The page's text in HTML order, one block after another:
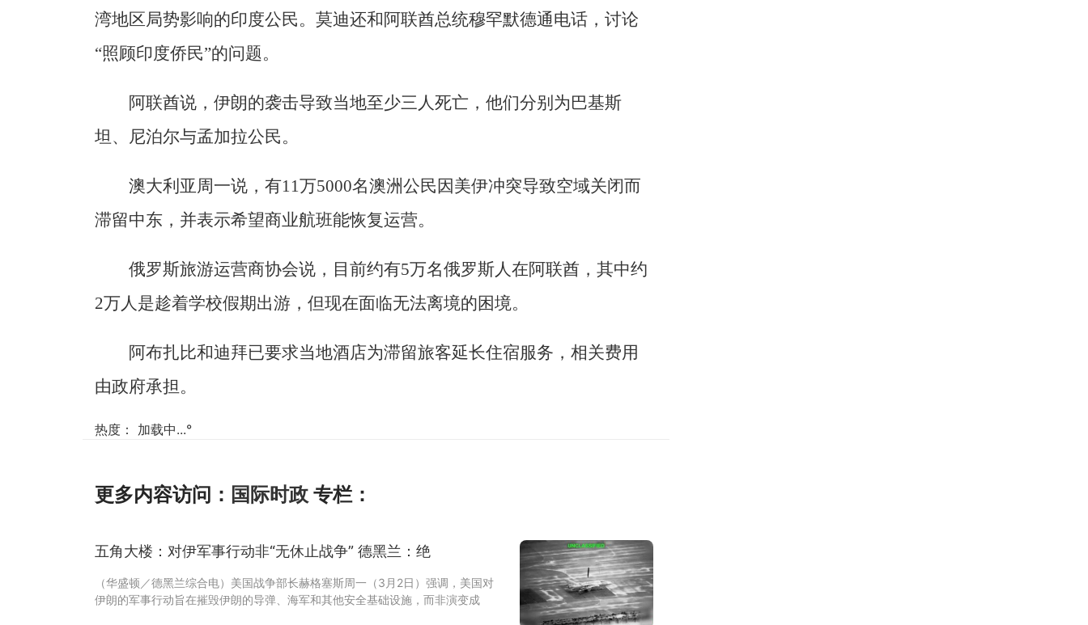
湾地区局势影响的印度公民。莫迪还和阿联酋总统穆罕默德通电话，讨论
“照顾印度侨民”的问题。
阿联酋说，伊朗的袭击导致当地至少三人死亡，他们分别为巴基斯
坦、尼泊尔与孟加拉公民。
澳大利亚周一说，有11万5000名澳洲公民因美伊冲突导致空域关闭而
滞留中东，并表示希望商业航班能恢复运营。
俄罗斯旅游运营商协会说，目前约有5万名俄罗斯人在阿联酋，其中约
2万人是趁着学校假期出游，但现在面临无法离境的困境。
阿布扎比和迪拜已要求当地酒店为滞留旅客延长住宿服务，相关费用
由政府承担。
热度： 加载中...°
更多内容访问： 国际时政 专栏：
五角大楼：对伊军事行动非“无休止战争” 德黑兰：绝
（华盛顿／德黑兰综合电）美国战争部长赫格塞斯周一（3月2日）强调，美国对
伊朗的军事行动旨在摧毁伊朗的导弹、海军和其他安全基础设施，而非演变成